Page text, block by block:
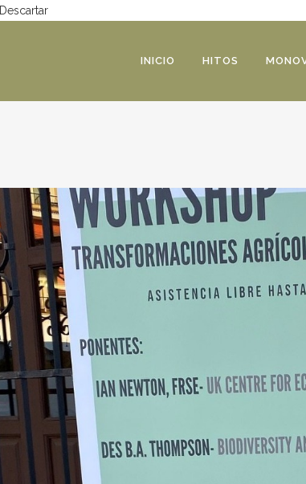
Descartar
INICIO HITOS